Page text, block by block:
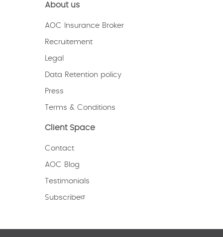
About us
AOC Insurance Broker
Recruitement
Legal
Data Retention policy
Press
Terms & Conditions
Client Space
Contact
AOC Blog
Testimonials
Subscribe